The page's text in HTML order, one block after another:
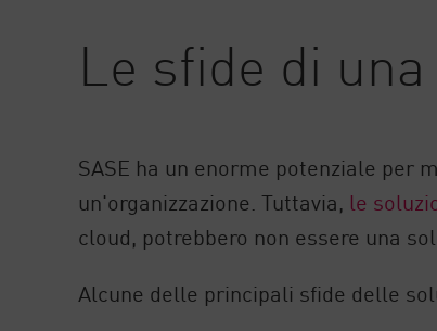
Le sfide di
SASE ha un enorme potenziale per
un'organizzazione. Tuttavia, le
cloud, potrebbero non essere una
Alcune delle principali sfide delle